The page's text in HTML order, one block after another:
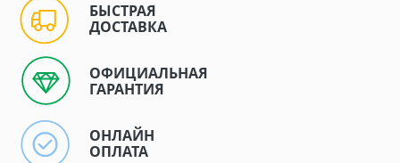
БЫСТРАЯ
ДОСТАВКА
ОФИЦИАЛЬНАЯ
ГАРАНТИЯ
ОНЛАЙН
ОПЛАТА